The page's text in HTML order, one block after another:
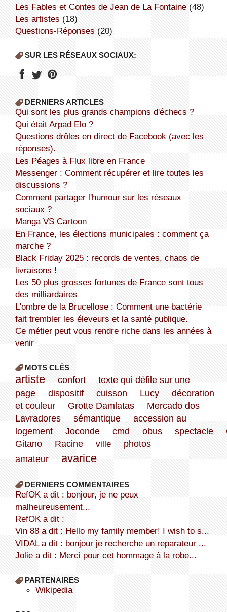
Les Fables et Contes de Jean de La Fontaine(48)
Les artistes (18)
Questions-Réponses (20)
SUR LES RÉSEAUX SOCIAUX:
DERNIERS ARTICLES
Qui sont les plus grands champions d'échecs ?
Qui était Arpad Elo ?
Questions drôles en direct de Facebook (avec les
réponses).
Les Péages à Flux libre en France
Messenger : Comment récupérer et lire toutes les
discussions ?
Comment partager l'humour sur les réseaux
sociaux ?
Manga VS Cartoon
En France, les élections municipales : comment ça
marche ?
Black Friday 2025 : records de ventes, chaos de
livraisons !
Les 50 plus grosses fortunes de France sont tous
des milliardaires
L'ombre de la Brucellose : Comment une bactérie
fait trembler les éleveurs et la santé publique.
Ce métier peut vous rendre riche dans les années à
venir
MOTS CLÉS
artiste confort
texte qui défile sur une
page
dispositif cuisson Lucy
décoration
et couleur
Grotte Damlatas
Mercado dos
Lavradores
sémantique
accession au
logement
Joconde cmd obus spectacle
Gitano
Racine ville
photos
amateur
avarice
DERNIERS COMMENTAIRES
refOK a dit : bonjour, je ne peux
malheureusement...
refOK a dit :
Vin 88 a dit : Hello my family member! I wish to s...
VIDAL a dit : bonjour je recherche un reparateur ...
Jolie a dit : Merci pour cet hommage à la robe...
PARTENAIRES
wikipedia